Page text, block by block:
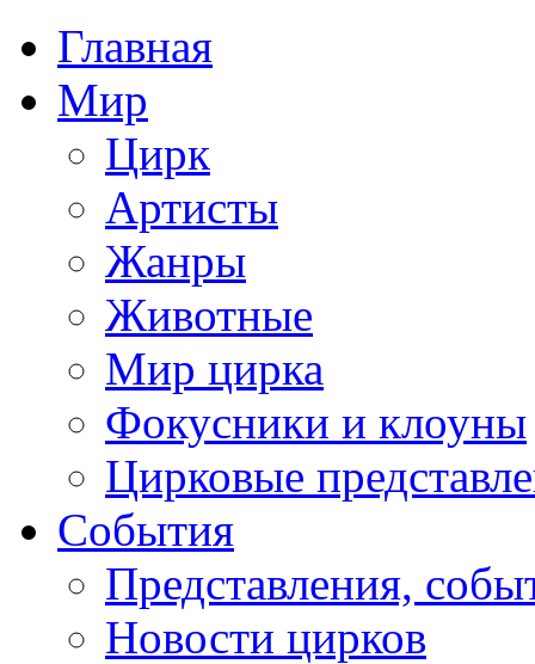
Главная
Мир
Цирк
Артисты
Жанры
Животные
Мир цирка
Фокусники и клоуны
Цирковые
События
Представления,
Новости цирков